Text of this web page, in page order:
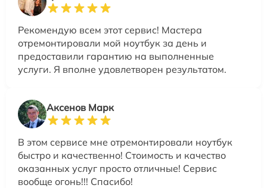
Рекомендую всем этот сервис! Мастера
отремонтировали мой ноутбук за день и
предоставили гарантию на выполненные
услуги. Я вполне удовлетворен результатом.
Аксенов Марк
В этом сервисе мне отремонтировали ноутбук
быстро и качественно! Стоимость и качество
оказанных услуг просто отличные! Сервис
вообще огонь!!! Спасибо!